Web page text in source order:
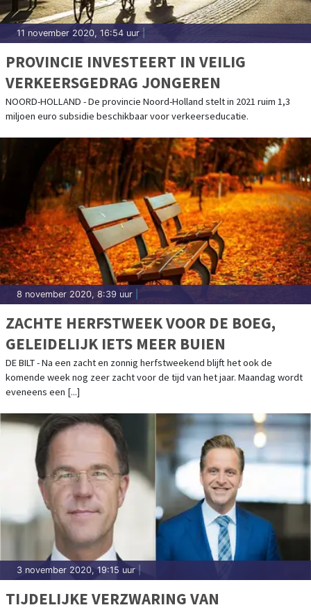
11 november 2020, 16:54 uur
PROVINCIE INVESTEERT IN VEILIG
VERKEERSGEDRAG JONGEREN
NOORD-HOLLAND - De provincie Noord-Holland stelt in 2021 ruim 1,3
miljoen euro subsidie beschikbaar voor verkeerseducatie.
8 november 2020, 8:39 uur
ZACHTE HERFSTWEEK VOOR DE BOEG,
GELEIDELIJK IETS MEER BUIEN
DE BILT - Na een zacht en zonnig herfstweekend blijft het ook de
komende week nog zeer zacht voor de tijd van het jaar. Maandag wordt
eveneens een [...]
3 november 2020, 19:15 uur
TIJDELIJKE VERZWARING VAN